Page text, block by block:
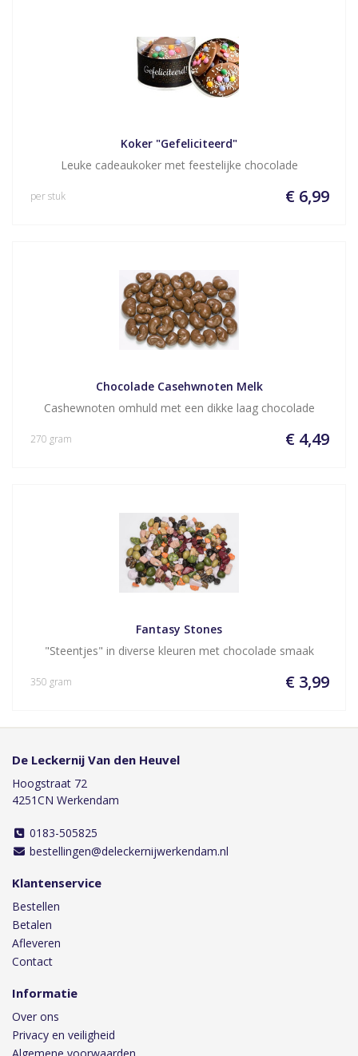
Koker "Gefeliciteerd"
Leuke cadeaukoker met feestelijke chocolade
€ 6,99
per stuk
Chocolade Casehwnoten Melk
Cashewnoten omhuld met een dikke laag chocolade
€ 4,49
270 gram
Fantasy Stones
"Steentjes" in diverse kleuren met chocolade smaak
€ 3,99
350 gram
De Leckernij Van den Heuvel
Hoogstraat 72
4251CN Werkendam
0183-505825
bestellingen@deleckernijwerkendam.nl
Klantenservice
Bestellen
Betalen
Afleveren
Contact
Informatie
Over ons
Privacy en veiligheid